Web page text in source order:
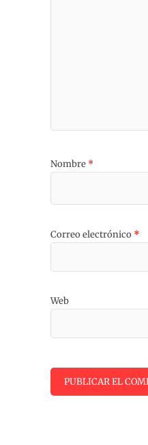
Nombre *
Correo electrónico *
Web